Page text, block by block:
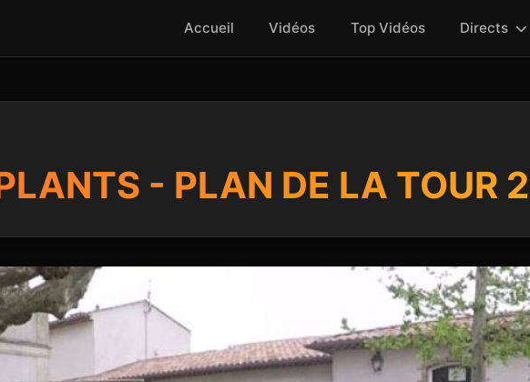
Accueil Vidéos Top Vidéos Directs
- PLAN DE LA TOUR